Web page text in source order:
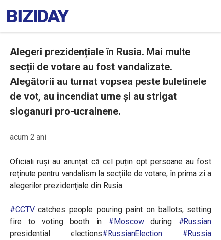
Alegeri prezidențiale în Rusia. Mai multe
secții de votare au fost vandalizate.
Alegătorii au turnat vopsea peste buletinele
de vot, au incendiat urne și au strigat
sloganuri pro-ucrainene.
acum 2 ani
Oficiali ruși au anunțat că cel puțin opt persoane au fost
reținute pentru vandalism la secțiile de votare, în prima zi a
alegerilor prezidenţiale din Rusia.
#CCTVcatches people pouring paint on ballots, setting
fire to voting booth in #Moscowduring #Russian
presidential elections#RussianElection
#Russia